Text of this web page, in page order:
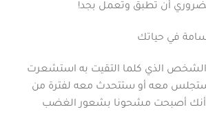
أن تطبق وتعمل بجد!
الذي كلما التقيت به استشعرت
ستجلس معه أو ستتحدث معه لفترة من
أنك أصبحت مشحونا بشعور الغضب